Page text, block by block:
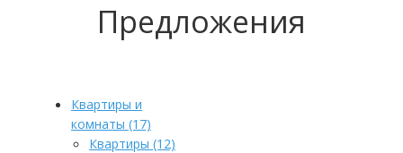
Предложения
Квартиры и
комнаты (17)
Квартиры (12)